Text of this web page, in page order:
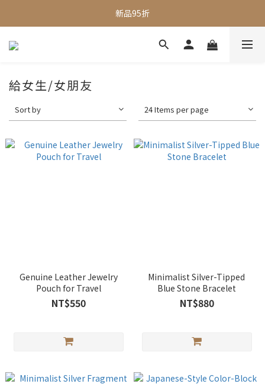
全館滿$1000即享免運
新品95折
全館滿$1000即享免運
給女生/女朋友
Sort by 24 Items per page
Genuine Leather Jewelry
Pouch for Travel
NT$550
Minimalist Silver-Tipped
Blue Stone Bracelet
NT$880